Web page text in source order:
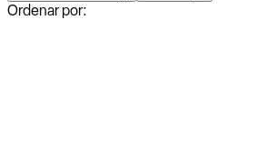
Ordenar por: